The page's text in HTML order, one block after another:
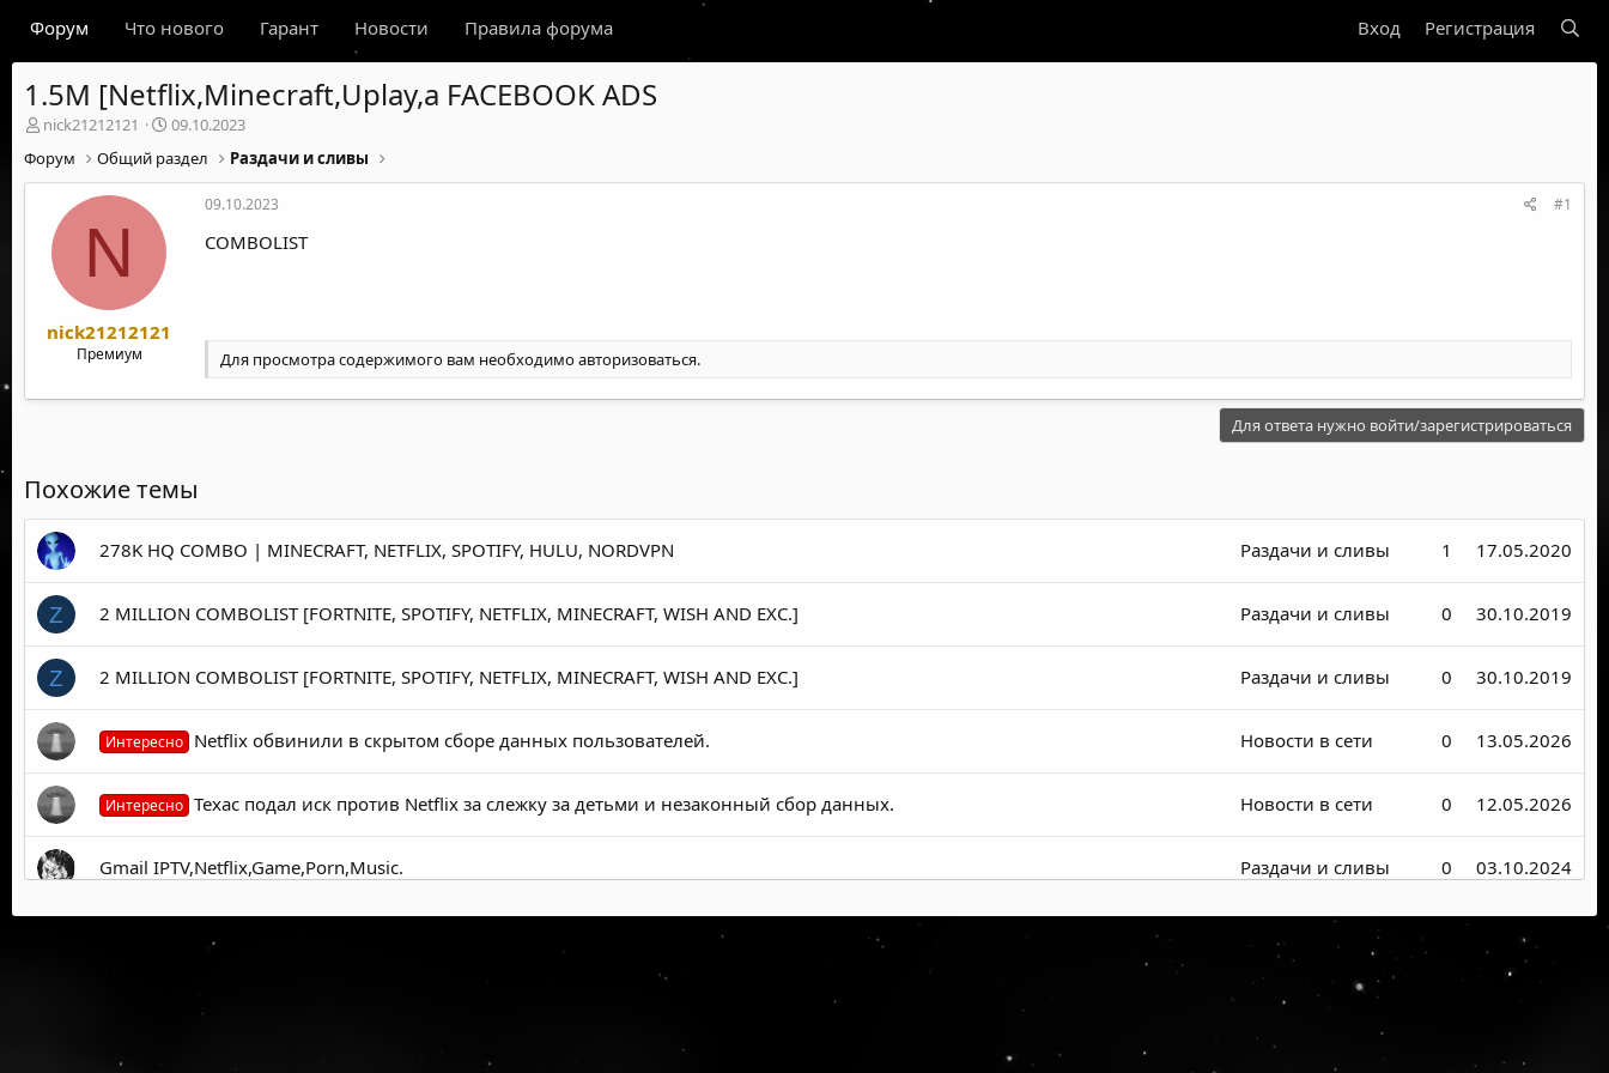
Форум Что нового Гарант Новости Правила форума Вход Регистрация
1.5M [Netflix,Minecraft,Uplay,a FACEBOOK ADS
А
т
о
м
nick21212121
Д
т
а
09.10.2023
Форум
Общий раздел Раздачи и сливы
N
nick21212121
Премиум
09.10.2023 #1
COMBOLIST
Для просмотра содержимого вам необходимоавторизоваться.
Для ответа нужно войти/зарегистрироваться
Похожие темы
278K HQ COMBO | MINECRAFT, NETFLIX, SPOTIFY, HULU, NORDVPN Раздачи и сливы 1 17.05.2020
Z 2 MILLION COMBOLIST [FORTNITE, SPOTIFY, NETFLIX, MINECRAFT, WISH AND EXC.] Раздачи и сливы 0 30.10.2019
Z 2 MILLION COMBOLIST [FORTNITE, SPOTIFY, NETFLIX, MINECRAFT, WISH AND EXC.] Раздачи и сливы 0 30.10.2019
Интересно Netflix обвинили в скрытом сборе данных пользователей. Новости в сети 0 13.05.2026
Интересно Техас подал иск против Netflix за слежку за детьми и незаконный сбор данных. Новости в сети 0 12.05.2026
Gmail IPTV,Netflix,Game,Porn,Music. Раздачи и сливы 0 03.10.2024
Раздачи и сливы
Netflix выплатил уже более миллиона долларов за найденные уязвимости в своих продуктах Новости в сети
5.92M Golden HQ ✅STREAMING✅ COMBOLIST TARGET ( NETFLIX, PORN, MYCANAL, HULU, ETC) ⭐️ 22.05.2024